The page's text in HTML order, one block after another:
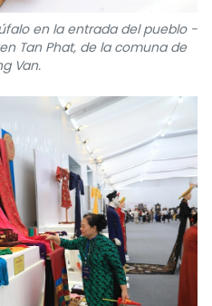
en la entrada del pueblo -
Tan Phat, de la comuna de
Van.